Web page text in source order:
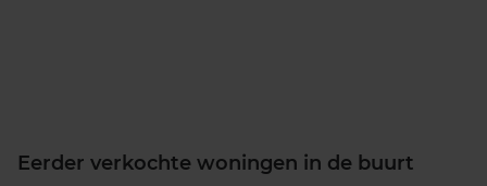
Eerder verkochte woningen in de buurt